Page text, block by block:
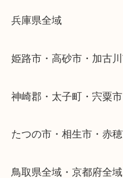
当店ではそういった
整理したいけどなに
そんなときはお気軽
・出張買取エリアのご